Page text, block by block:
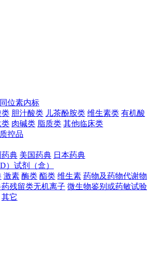
位素内标
类 胆汁酸类 儿茶酚胺类 维生素类 有机酸
类 肉碱类 脂质类 其他临床类
控品
药典 美国药典 日本药典
）试剂（盒）
激素 酶类 酯类 维生素 药物及药物代谢物
药残留类无机离子 微生物鉴别或药敏试验
其它